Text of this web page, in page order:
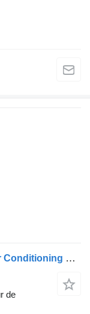
Radiateur de climatisation Renault Air Conditioning Condenser 072081700 pour camion Renault Midlum
de